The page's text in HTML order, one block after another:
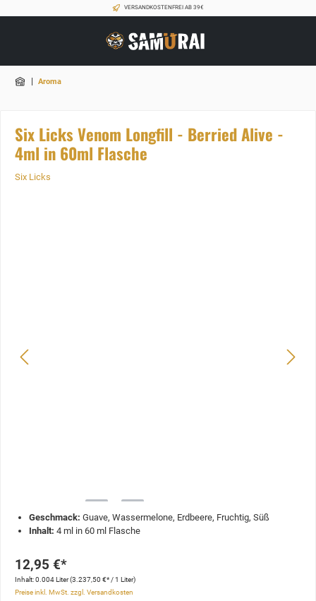
VERSANDKOSTENFREI AB 39€
| Aroma
Six Licks Venom Longfill - Berried Alive -
4ml in 60ml Flasche
Six Licks
Geschmack: Guave, Wassermelone, Erdbeere, Fruchtig, Süß
Inhalt: 4 ml in 60 ml Flasche
12,95 €*
Inhalt:0.004 Liter(3.237,50 €* / 1 Liter)
Preise inkl. MwSt. zzgl. Versandkosten